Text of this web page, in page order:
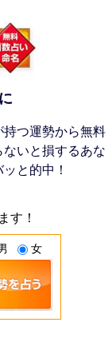
つ運勢から無料
いと損するあな
と的中！
す！
女